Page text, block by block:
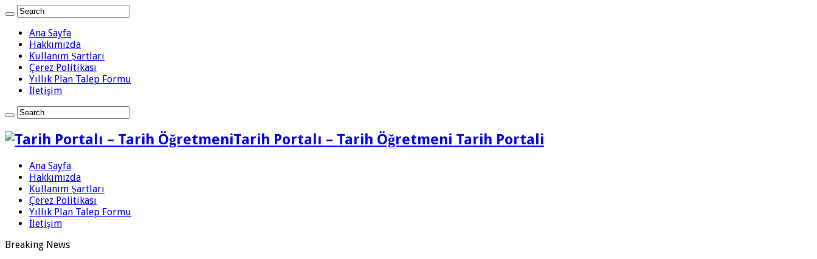
Ana Sayfa
Hakkımızda
Kullanım Şartları
Çerez Politikası
Yıllık Plan Talep Formu
İletişim
Tarih Portalı – Tarih Öğretmeni Tarih Portali
Ana Sayfa
Hakkımızda
Kullanım Şartları
Çerez Politikası
Yıllık Plan Talep Formu
İletişim
Breaking News